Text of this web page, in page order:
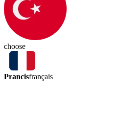
choose
Prancisfrançais